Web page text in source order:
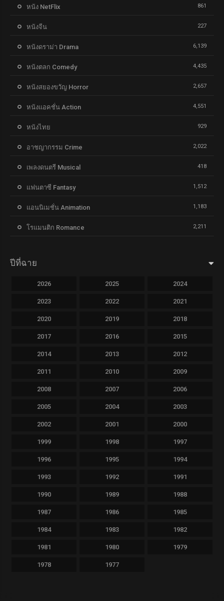
หนัง NetFlix 861
หนังจีน 227
หนังดราม่า Drama 6,139
หนังตลก Comedy 4,435
หนังสยองขวัญ Horror 2,657
หนังแอคชั่น Action 4,551
หนังไทย 929
อาชญากรรม Crime 2,022
เพลงดนตรี Musical 418
แฟนตาซี Fantasy 1,512
แอนนิเมชั่น Animation 1,183
โรแมนติก Romance 2,211
ปีที่ฉาย
2026 2025 2024
2023 2022 2021
2020 2019 2018
2017 2016 2015
2014 2013 2012
2011 2010 2009
2008 2007 2006
2005 2004 2003
2002 2001 2000
1999 1998 1997
1996 1995 1994
1993 1992 1991
1990 1989 1988
1987 1986 1985
1984 1983 1982
1981 1980 1979
1978 1977